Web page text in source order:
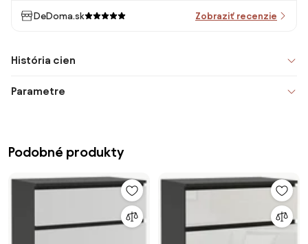
DeDoma.sk Zobraziť recenzie
História cien
Parametre
Podobné produkty